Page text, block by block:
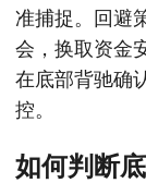
准捕捉。回避
会，换取资金
在底部背驰确
控。
如何判断